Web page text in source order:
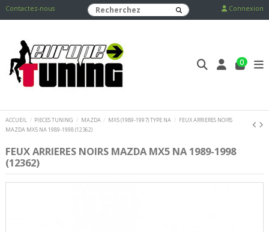
Contactez-nous Connexion
0
ACCUEIL PIECES TUNING MAZDA MX5 (1989-1997) TYPE NA
FEUX ARRIERES NOIRS
MAZDA MX5 NA 1989-1998 (12362)
FEUX ARRIERES NOIRS MAZDA MX5 NA 1989-1998
(12362)